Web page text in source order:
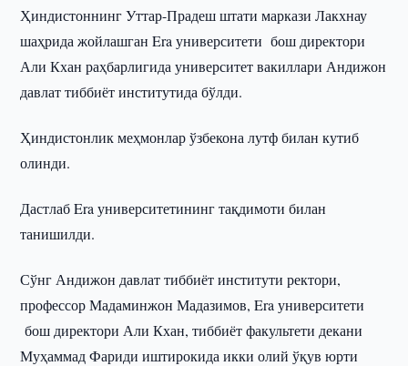
Ҳиндистоннинг Уттар-Прадеш штати маркази Лакхнау
шаҳрида жойлашган Era университети бош директори
Али Кхан раҳбарлигида университет вакиллари Андижон
давлат тиббиёт институтида бўлди.
Ҳиндистонлик меҳмонлар ўзбекона лутф билан кутиб
олинди.
Дастлаб Era университетининг тақдимоти билан
танишилди.
Сўнг Андижон давлат тиббиёт институти ректори,
профессор Мадаминжон Мадазимов, Era университети
бош директори Али Кхан, тиббиёт факультети декани
Муҳаммад Фариди иштирокида икки олий ўқув юрти